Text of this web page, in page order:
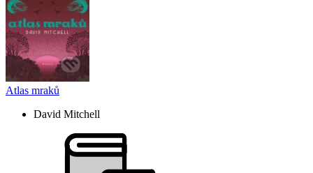
Atlas mraků
David Mitchell